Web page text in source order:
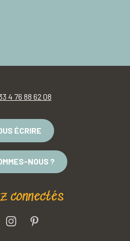
4 76 88 62 08
ÉCRIRE
NOUS ?
connectés